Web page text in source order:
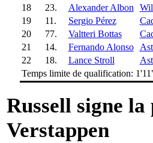
18
23. Alexander Albon
19
11. Sergio Pérez
20
77. Valtteri Bottas
21
14. Fernando Alonso
22
18. Lance Stroll
Temps limite de qualification:
Russell signe
Verstappen